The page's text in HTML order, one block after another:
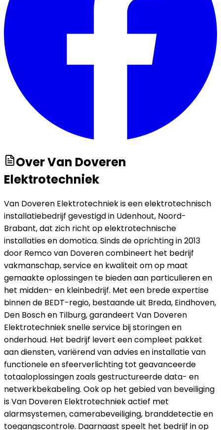
OverVan Doveren
Elektrotechniek
Van Doveren Elektrotechniek is een elektrotechnisch
installatiebedrijf gevestigd in Udenhout, Noord-
Brabant, dat zich richt op elektrotechnische
installaties en domotica. Sinds de oprichting in 2013
door Remco van Doveren combineert het bedrijf
vakmanschap, service en kwaliteit om op maat
gemaakte oplossingen te bieden aan particulieren en
het midden- en kleinbedrijf. Met een brede expertise
binnen de BEDT-regio, bestaande uit Breda, Eindhoven,
Den Bosch en Tilburg, garandeert Van Doveren
Elektrotechniek snelle service bij storingen en
onderhoud. Het bedrijf levert een compleet pakket
aan diensten, variërend van advies en installatie van
functionele en sfeerverlichting tot geavanceerde
totaaloplossingen zoals gestructureerde data- en
netwerkbekabeling. Ook op het gebied van beveiliging
is Van Doveren Elektrotechniek actief met
alarmsystemen, camerabeveiliging, branddetectie en
toegangscontrole. Daarnaast speelt het bedrijf in op